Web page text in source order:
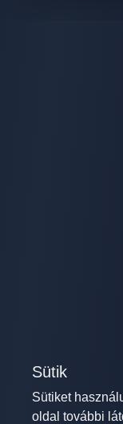
Sütik
Sütiket
oldal további